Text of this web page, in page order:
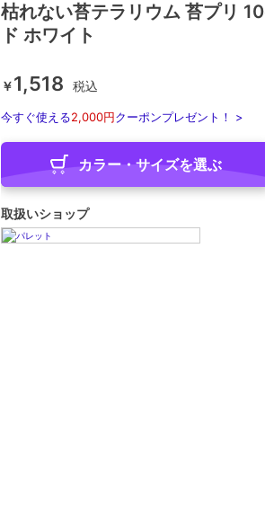
枯れない苔テラリウム 苔プリ
ド ホワイト
￥1,518 税込
今すぐ使える2,000円クーポンプレゼント！ >
カラー・サイズを選ぶ
取扱いショップ